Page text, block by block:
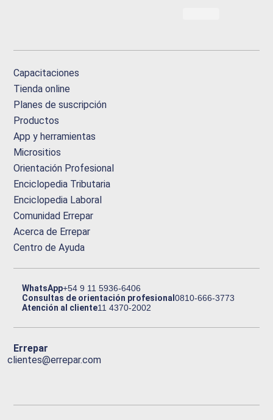
Capacitaciones
Tienda online
Planes de suscripción
Productos
App y herramientas
Micrositios
Orientación Profesional
Enciclopedia Tributaria
Enciclopedia Laboral
Comunidad Errepar
Acerca de Errepar
Centro de Ayuda
WhatsApp+54 9 11 5936-6406
Consultas de orientación profesional0810-666-3773
Atención al cliente11 4370-2002
Errepar
clientes@errepar.com